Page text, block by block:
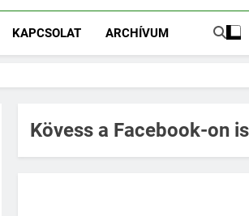
KAPCSOLAT ARCHÍVUM
Kövess a Facebook-on